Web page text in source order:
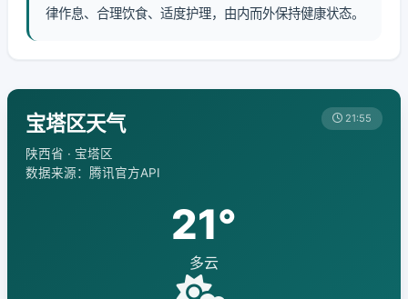
律作息、合理饮食、适度护理，由内而外保持健康状态。
宝塔区天气
陕西省 · 宝塔区
数据来源：腾讯官方API
21:55
21°
多云